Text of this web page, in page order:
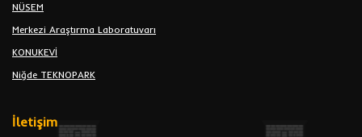
NÜSEM
Merkezi Araştırma Laboratuvarı
KONUKEVİ
Niğde TEKNOPARK
İletişim